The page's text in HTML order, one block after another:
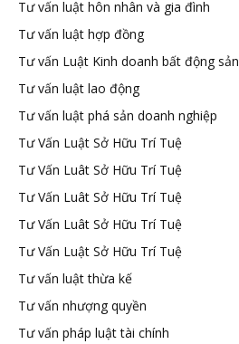
Tư vấn luật hôn nhân và gia đình
Tư vấn luật hợp đồng
Tư vấn Luật Kinh doanh bất động sản
Tư vấn luật lao động
Tư vấn luật phá sản doanh nghiệp
Tư Vấn Luật Sở Hữu Trí Tuệ
Tư Vấn Luât Sở Hữu Trí Tuệ
Tư Vấn Luât Sở Hữu Trí Tuệ
Tư Vấn Luât Sở Hữu Trí Tuệ
Tư Vấn Luật Sở Hữu Trí Tuệ
Tư vấn luật thừa kế
Tư vấn nhượng quyền
Tư vấn pháp luật tài chính